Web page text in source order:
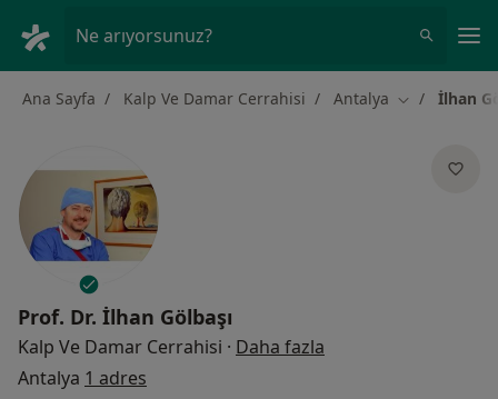
Ne arıyorsunuz?
Ana Sayfa Kalp Ve Damar Cerrahisi Antalya Şehir değiştir
İlhan
Prof. Dr. İlhan Gölbaşı
Kalp Ve Damar Cerrahisi · Daha fazla
Antalya 1 adres